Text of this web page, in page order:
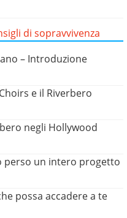
di sopravvivenza
– Introduzione
e il Riverbero
negli Hollywood
perso un intero progetto
possa accadere a te